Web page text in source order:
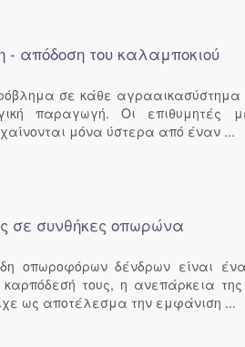
- απόδοση του καλαμποκιού
σε κάθε αγρααικασύστημα
παραγωγή. Οι επιθυμητές
μόνα ύστερα από έναν ...
σε συνθήκες οπωρώνα
οπωροφόρων δένδρων είναι
τους, η ανεπάρκεια
ως αποτέλεσμα την εμφάνιση ...